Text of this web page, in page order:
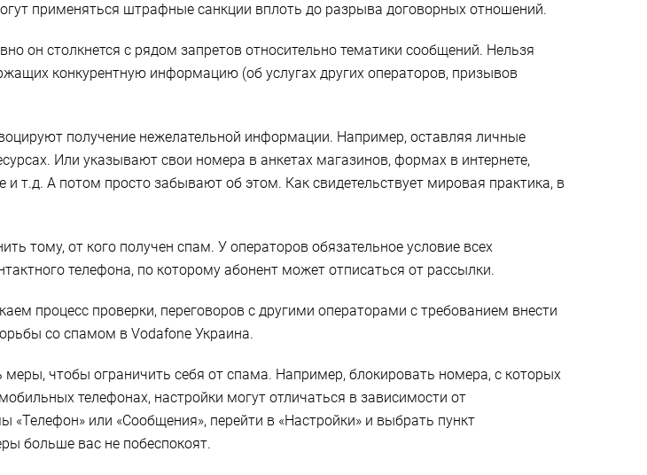
применяться штрафные санкции вплоть до разрыва договорных отношений.
он столкнется с рядом запретов относительно тематики сообщений. Нельзя
конкурентную информацию (об услугах других операторов, призывов
получение нежелательной информации. Например, оставляя личные
Или указывают свои номера в анкетах магазинов, формах в интернете,
т.д. А потом просто забывают об этом. Как свидетельствует мировая практика, в
тому, от кого получен спам. У операторов обязательное условие всех
телефона, по которому абонент может отписаться от рассылки.
процесс проверки, переговоров с другими операторами с требованием внести
со спамом в Vodafone Украина.
чтобы ограничить себя от спама. Например, блокировать номера, с которых
телефонах, настройки могут отличаться в зависимости от
или «Сообщения», перейти в «Настройки» и выбрать пункт
больше вас не побеспокоят.